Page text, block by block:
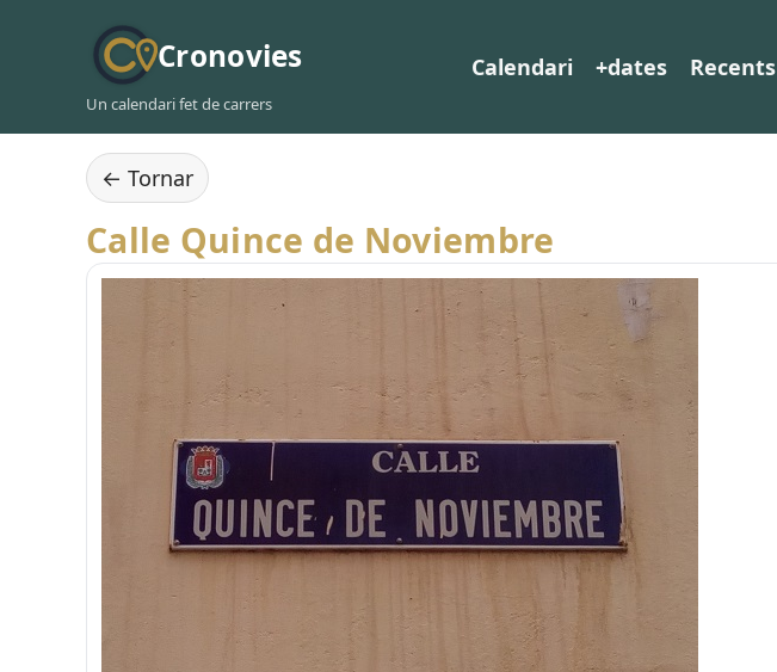
Cronovies
Un calendari fet de carrers
Calendari +dates Recents
← Tornar
Calle Quince de Noviembre